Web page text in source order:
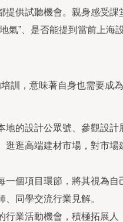
提供試聽機會。親身感受課
氣”、是否能提到當前上海
訓，意味著自身也需要成為
地的設計公眾號、參觀設計
逛逛高端建材市場，對市場
一個項目環節，將其視為自
同學交流行業見解。
行業活動機會，積極拓展人